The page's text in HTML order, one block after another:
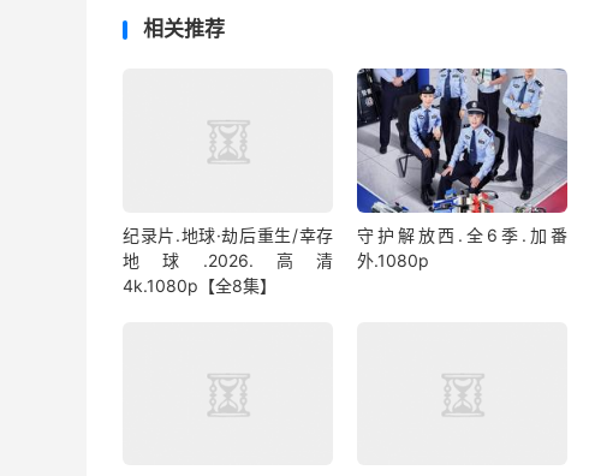
相关推荐
纪录片.地球·劫后重生/幸存
地球.2026.高清
4k.1080p【全8集】
守护解放西.全6季.加番
外.1080p